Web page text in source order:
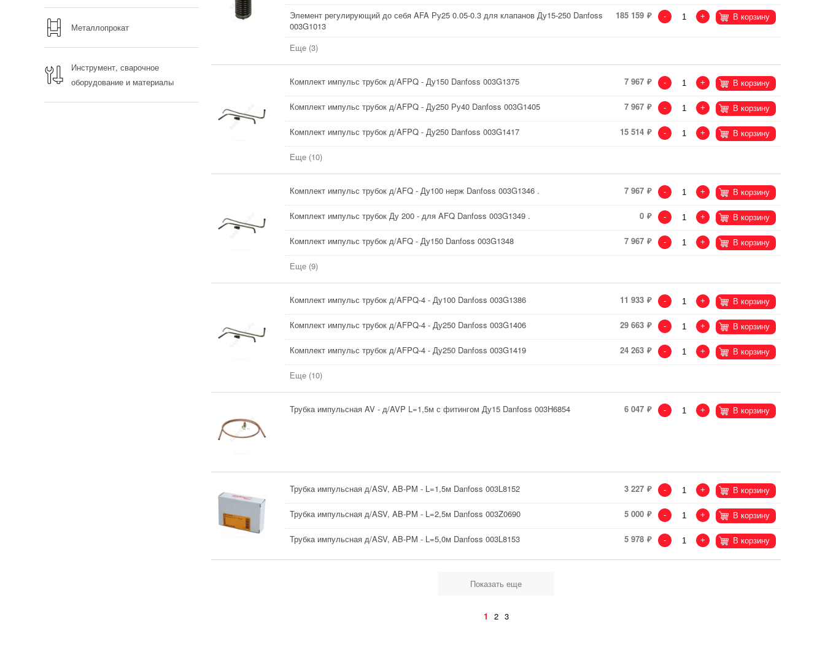
Металлопрокат
Инструмент, сварочное
оборудование и материалы
Элемент регулирующий до себя AFA Ру25 0.05-0.3 для клапанов Ду15-250 Danfoss
003G1013
185 159 - + В корзину
Еще (3)
Комплект импульс трубок д/AFPQ - Ду150 Danfoss 003G1375 7 967 - + В корзину
Комплект импульс трубок д/AFPQ - Ду250 Ру40 Danfoss 003G1405 7 967 - + В корзину
Комплект импульс трубок д/AFPQ - Ду250 Danfoss 003G1417 15 514 - + В корзину
Еще (10)
Комплект импульс трубок д/AFQ - Ду100 нерж Danfoss 003G1346 . 7 967 - + В корзину
Комплект импульс трубок Ду 200 - для AFQ Danfoss 003G1349 . 0 - + В корзину
Комплект импульс трубок д/AFQ - Ду150 Danfoss 003G1348 7 967 - + В корзину
Еще (9)
Комплект импульс трубок д/AFPQ-4 - Ду100 Danfoss 003G1386 11 933 - + В корзину
Комплект импульс трубок д/AFPQ-4 - Ду250 Danfoss 003G1406 29 663 - + В корзину
Комплект импульс трубок д/AFPQ-4 - Ду250 Danfoss 003G1419 24 263 - + В корзину
Еще (10)
Трубка импульсная AV - д/AVP L=1,5м с фитингом Ду15 Danfoss 003H6854 6 047 - + В корзину
Трубка импульсная д/ASV, AB-PM - L=1,5м Danfoss 003L8152 3 227 - + В корзину
Трубка импульсная д/ASV, AB-PM - L=2,5м Danfoss 003Z0690 5 000 - + В корзину
Трубка импульсная д/ASV, AB-PM - L=5,0м Danfoss 003L8153 5 978 - + В корзину
Показать еще
1 2 3